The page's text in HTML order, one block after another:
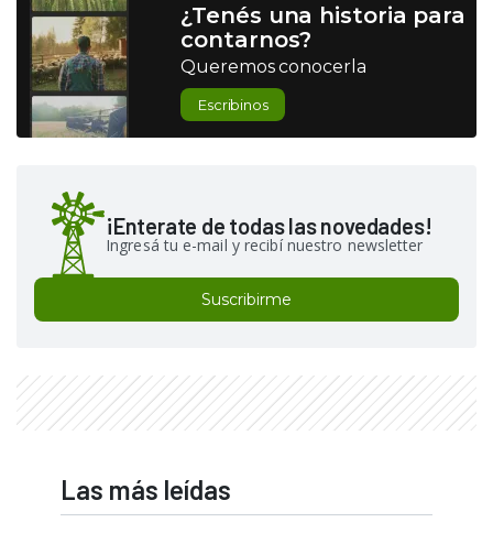
¿Tenés una historia para
contarnos?
Queremos conocerla
Escribinos
¡Enterate de todas las novedades!
Ingresá tu e-mail y recibí nuestro newsletter
Suscribirme
Las más leídas